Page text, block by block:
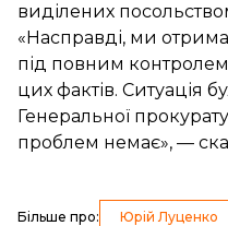
виділених
«Насправді, ми
під повним
цих фактів. Ситуація
Генеральної
проблем немає», —
Більше про: Юрій Луценко